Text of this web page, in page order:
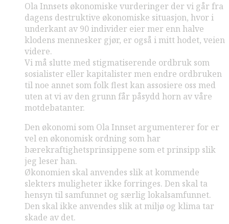
Ola Innsets økonomiske vurderinger der vi går fra
dagens destruktive økonomiske situasjon, hvor i
underkant av 90 individer eier mer enn halve
klodens mennesker gjør, er også i mitt hodet, veien
videre.
Vi må slutte med stigmatiserende ordbruk som
sosialister eller kapitalister men endre ordbruken
til noe annet som folk flest kan assosiere oss med
uten at vi av den grunn får påsydd horn av våre
motdebatanter.
Den økonomi som Ola Innset argumenterer for er
vel en økonomisk ordning som har
bærekraftighetsprinsippene som et prinsipp slik
jeg leser han.
Økonomien skal anvendes slik at kommende
slekters muligheter ikke forringes. Den skal ta
hensyn til samfunnet og særlig lokalsamfunnet.
Den skal ikke anvendes slik at miljø og klima tar
skade av det.